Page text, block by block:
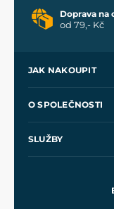
Doprava na
od 79,- Kč
JAK NAKOUPIT
Velkoobchod
O SPOLEČNOSTI
SLUŽBY
Meče pro